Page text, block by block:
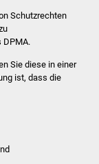
Schutzrechten
DPMA.
Sie diese in einer
ist, dass die